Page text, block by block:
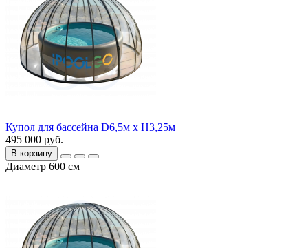
Купол для бассейна D6,5м х H3,25м
495 000 руб.
В корзину
Диаметр 600 см